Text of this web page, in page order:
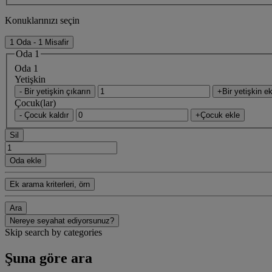
Konuklarınızı seçin
1 Oda - 1 Misafir
Oda 1
Oda 1
Yetişkin
- Bir yetişkin çıkarın +Bir yetişkin
Çocuk(lar)
- Çocuk kaldır +Çocuk ekle
Sil
Oda ekle
Ek arama kriterleri, örn
Ara
Nereye seyahat ediyorsunuz?
Skip search by categories
Şuna göre ara